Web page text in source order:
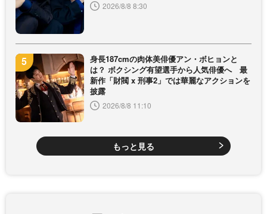
2026/8/8 8:30
身長187cmの肉体美俳優アン・ボヒョンと
は？ ボクシング有望選手から人気俳優へ 最
新作「財閥 x 刑事2」では華麗なアクションを
披露
2026/8/8 11:10
もっと見る